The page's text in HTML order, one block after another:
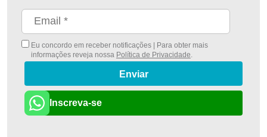
Eu concordo em receber notificações | Para obter mais
informações reveja nossa Política de Privacidade
Enviar
Inscreva-se